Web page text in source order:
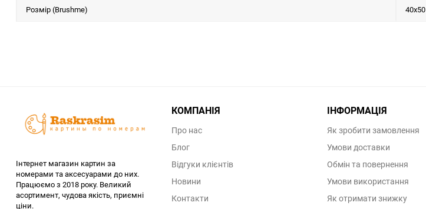
Розмір (Brushme) 40x50
Інтернет магазин картин за
номерами та аксесуарами до них.
Працюємо з 2018 року. Великий
асортимент, чудова якість, приємні
ціни.
КОМПАНІЯ
Про нас
Блог
Відгуки клієнтів
Новини
Контакти
ІНФОРМАЦІЯ
Як зробити замовлення
Умови доставки
Обмін та повернення
Умови використання
Як отримати знижку